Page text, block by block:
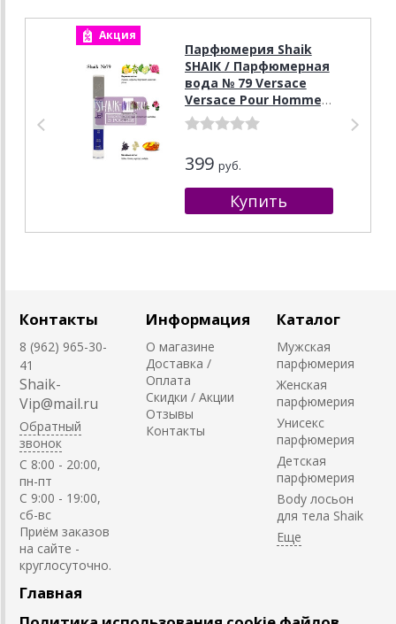
Акция
Парфюмерия Shaik
SHAIK / Парфюмерная
вода № 79 Versace
Versace Pour Homme,
10 мл.
399 руб.
Контакты
8 (962) 965-30-
41
Shaik-
Vip@mail.ru
Обратный
звонок
C 8:00 - 20:00,
пн-пт
С 9:00 - 19:00,
сб-вс
Приём заказов
на сайте -
круглосуточно.
Информация
О магазине
Доставка /
Оплата
Скидки / Акции
Отзывы
Контакты
Каталог
Мужская
парфюмерия
Женская
парфюмерия
Унисекс
парфюмерия
Детская
парфюмерия
Body лосьон
для тела Shaik
Главная